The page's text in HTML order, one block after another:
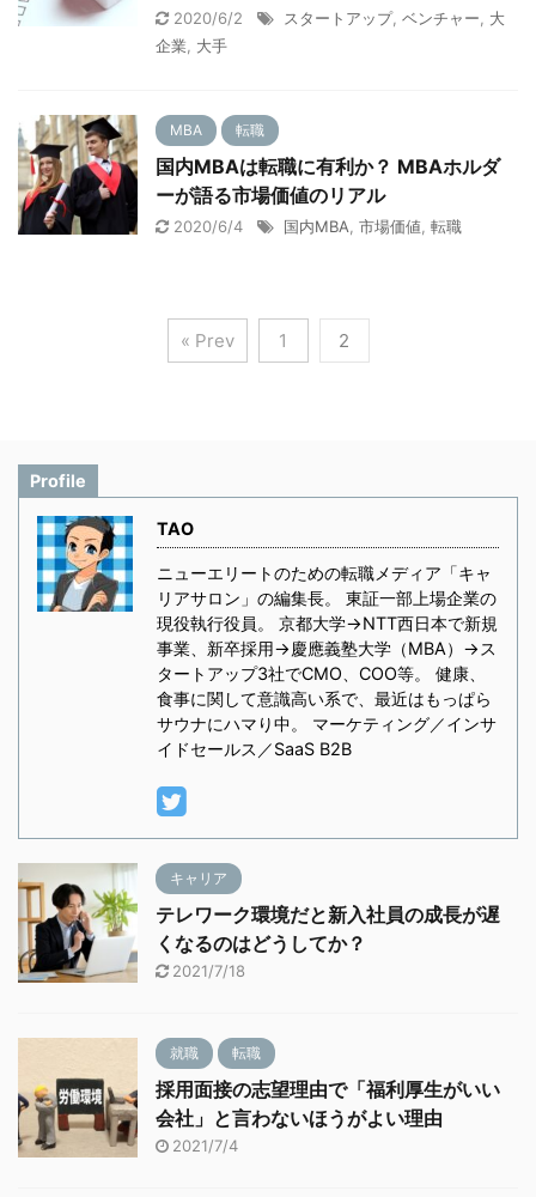
2020/6/2 スタートアップ, ベンチャー
大
企業
大手
MBA 転職
国内MBAは転職に有利か？ MBAホルダ
ーが語る市場価値のリアル
2020/6/4 国内MBA 市場価値 転職
« Prev 1 2
Profile
TAO
ニューエリートのための転職メディア「キャ
リアサロン」の編集長。 東証一部上場企業の
現役執行役員。 京都大学→NTT西日本で新規
事業、新卒採用→慶應義塾大学（MBA）→ス
タートアップ3社でCMO、COO等。 健康、
食事に関して意識高い系で、最近はもっぱら
サウナにハマり中。 マーケティング／インサ
イドセールス／SaaS B2B
キャリア
テレワーク環境だと新入社員の成長が遅
くなるのはどうしてか？
2021/7/18
就職 転職
採用面接の志望理由で「福利厚生がいい
会社」と言わないほうがよい理由
2021/7/4